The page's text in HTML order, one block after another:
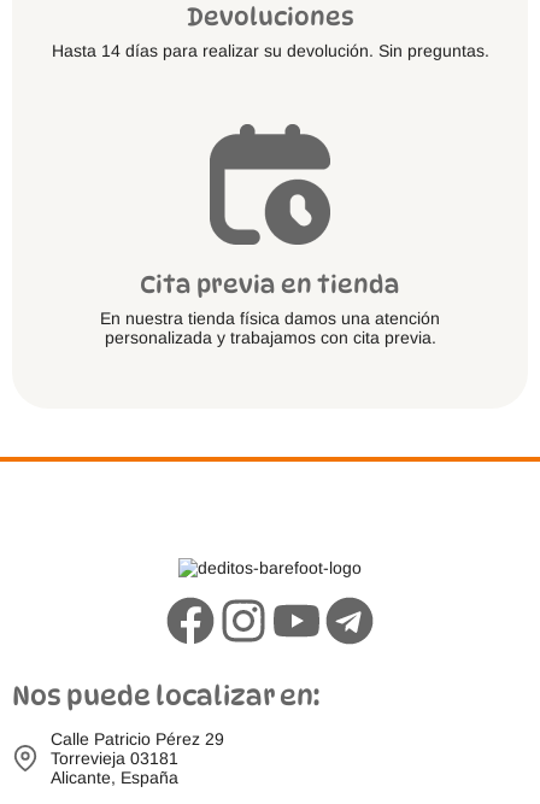
Devoluciones
Hasta 14 días para realizar su devolución. Sin preguntas.
Cita previa en tienda
En nuestra tienda física damos una atención
personalizada y trabajamos con cita previa.
Nos puede localizar en:
Calle Patricio Pérez 29
Torrevieja 03181
Alicante, España